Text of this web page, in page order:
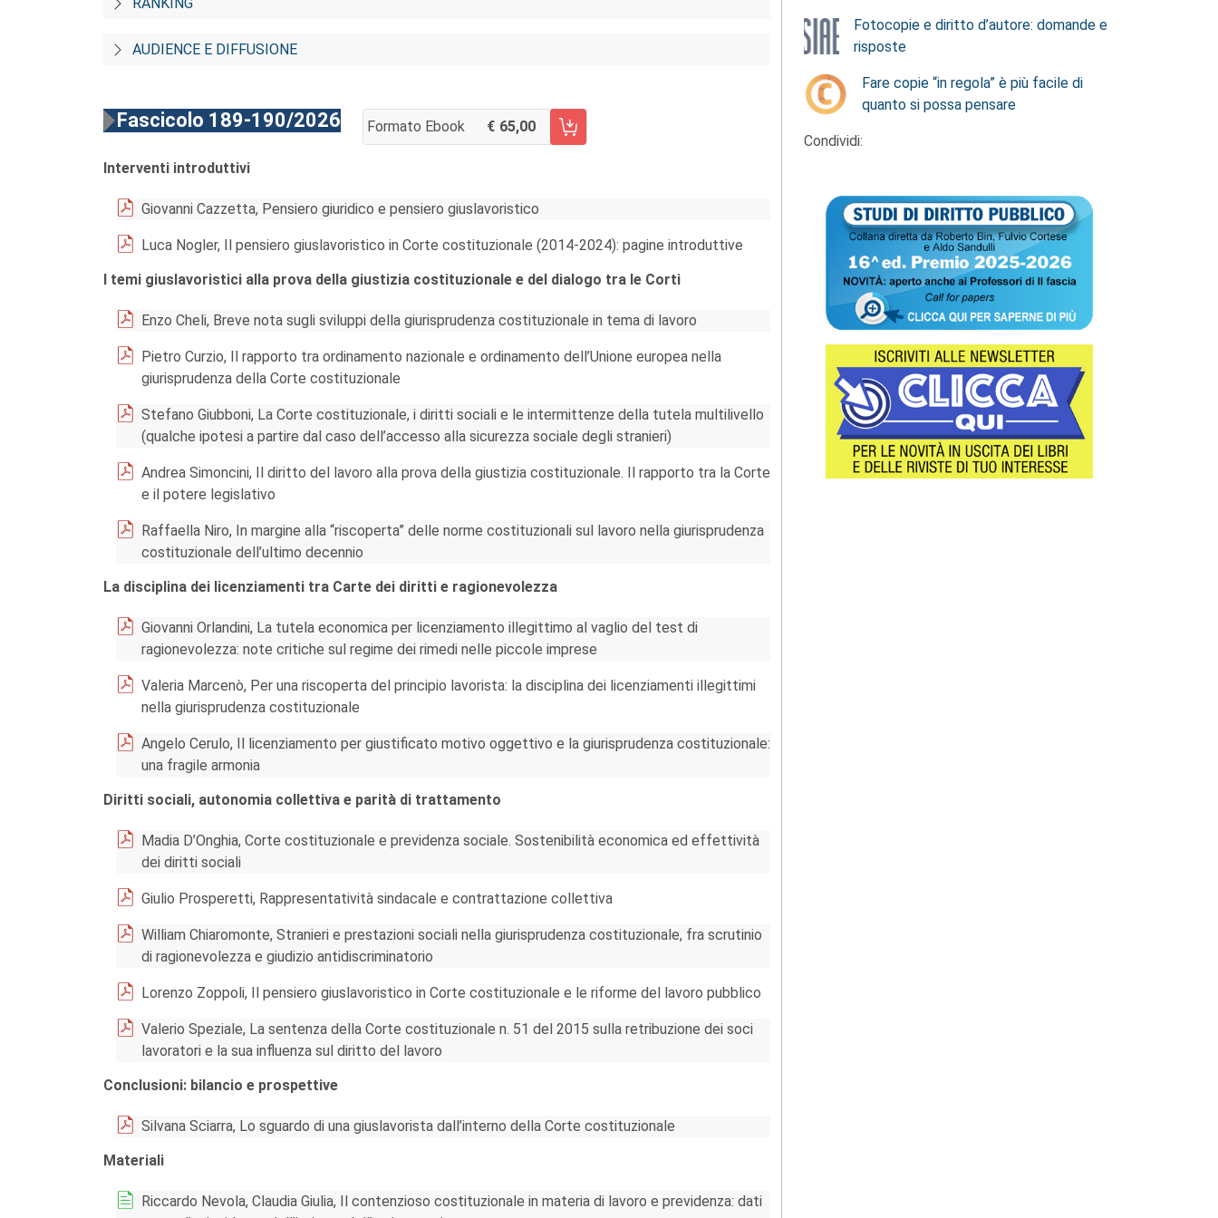
AUDIENCE E DIFFUSIONE
Fascicolo 189-190/2026 Formato Ebook 65,00
AGGIUNGI AL CARRELLO FASCICOLO 189-190/2026
Interventi introduttivi
Giovanni Cazzetta, Pensiero giuridico e pensiero giuslavoristico
Luca Nogler, Il pensiero giuslavoristico in Corte costituzionale (2014-2024): pagine introduttive
I temi giuslavoristici alla prova della giustizia costituzionale e del dialogo tra le Corti
Enzo Cheli, Breve nota sugli sviluppi della giurisprudenza costituzionale in tema di lavoro
Pietro Curzio, Il rapporto tra ordinamento nazionale e ordinamento dell’Unione europea nella
giurisprudenza della Corte costituzionale
Stefano Giubboni, La Corte costituzionale, i diritti sociali e le intermittenze della tutela multilivello
(qualche ipotesi a partire dal caso dell’accesso alla sicurezza sociale degli stranieri)
Andrea Simoncini, Il diritto del lavoro alla prova della giustizia costituzionale. Il rapporto tra la Corte
e il potere legislativo
Raffaella Niro, In margine alla “riscoperta” delle norme costituzionali sul lavoro nella giurisprudenza
costituzionale dell’ultimo decennio
La disciplina dei licenziamenti tra Carte dei diritti e ragionevolezza
Giovanni Orlandini, La tutela economica per licenziamento illegittimo al vaglio del test di
ragionevolezza: note critiche sul regime dei rimedi nelle piccole imprese
Valeria Marcenò, Per una riscoperta del principio lavorista: la disciplina dei licenziamenti illegittimi
nella giurisprudenza costituzionale
Angelo Cerulo, Il licenziamento per giustificato motivo oggettivo e la giurisprudenza costituzionale:
una fragile armonia
Diritti sociali, autonomia collettiva e parità di trattamento
Madia D’Onghia, Corte costituzionale e previdenza sociale. Sostenibilità economica ed effettività
dei diritti sociali
Giulio Prosperetti, Rappresentatività sindacale e contrattazione collettiva
William Chiaromonte, Stranieri e prestazioni sociali nella giurisprudenza costituzionale, fra scrutinio
di ragionevolezza e giudizio antidiscriminatorio
Lorenzo Zoppoli, Il pensiero giuslavoristico in Corte costituzionale e le riforme del lavoro pubblico
Valerio Speziale, La sentenza della Corte costituzionale n. 51 del 2015 sulla retribuzione dei soci
lavoratori e la sua influenza sul diritto del lavoro
Conclusioni: bilancio e prospettive
Silvana Sciarra, Lo sguardo di una giuslavorista dall’interno della Corte costituzionale
Materiali
Riccardo Nevola, Claudia Giulia, Il contenzioso costituzionale in materia di lavoro e previdenza: dati
Fotocopie e diritto d’autore: domande e
risposte
Fare copie “in regola” è più facile di
quanto si possa pensare
Condividi: